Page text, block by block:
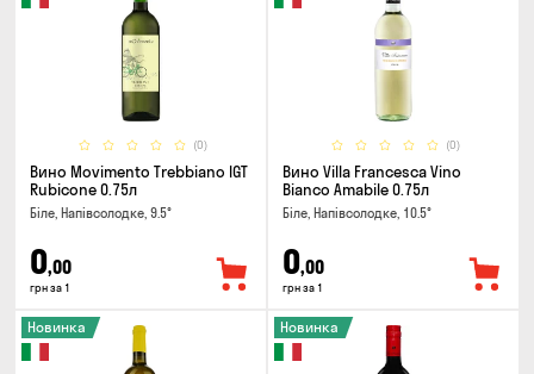
(0)
Вино Movimento Trebbiano IGT
Rubicone 0.75л
Біле, Напівсолодке, 9.5°
0,00
грн за 1
(0)
Вино Villa Francesca Vino
Bianco Amabile 0.75л
Біле, Напівсолодке, 10.5°
0,00
грн за 1
Новинка Новинка